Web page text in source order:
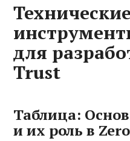
Технические
для
Trust
Таблица:
и их роль в